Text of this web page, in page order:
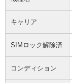
キャリア
SIMロック解除済
コンディション